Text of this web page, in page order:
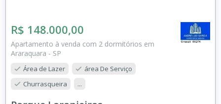
R$ 148.000,00
Apartamento à venda com 2 dormitórios em
Araraquara - SP
Área de Lazer
área De Serviço
Churrasqueira
...